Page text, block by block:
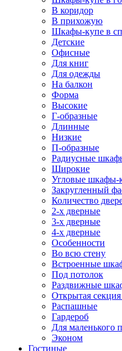
В коридор
В прихожую
Шкафы-купе в
Детские
Офисные
Для книг
Для одежды
На балкон
Форма
Высокие
Г-образные
Длинные
Низкие
П-образные
Радиусные
Широкие
Угловые шкафы-
Закругленный
Количество
2-х дверные
3-х дверные
4-х дверные
Особенности
Во всю стену
Встроенные
Под потолок
Раздвижные
Открытая
Распашные
Гардероб
Для маленького
Эконом
Гостиные